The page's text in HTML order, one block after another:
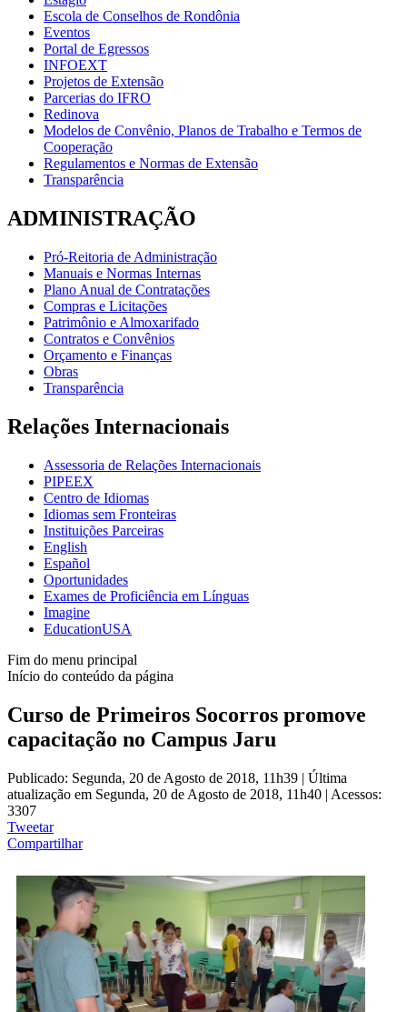
Escola de Conselhos de Rondônia
Eventos
Portal de Egressos
INFOEXT
Projetos de Extensão
Parcerias do IFRO
Redinova
Modelos de Convênio, Planos de Trabalho e Termos de
Cooperação
Regulamentos e Normas de Extensão
Transparência
ADMINISTRAÇÃO
Pró-Reitoria de Administração
Manuais e Normas Internas
Plano Anual de Contratações
Compras e Licitações
Patrimônio e Almoxarifado
Contratos e Convênios
Orçamento e Finanças
Obras
Transparência
Relações Internacionais
Assessoria de Relações Internacionais
PIPEEX
Centro de Idiomas
Idiomas sem Fronteiras
Instituições Parceiras
English
Español
Oportunidades
Exames de Proficiência em Línguas
Imagine
EducationUSA
Fim do menu principal
Início do conteúdo da página
Curso de Primeiros Socorros promove
capacitação no Campus Jaru
Publicado: Segunda, 20 de Agosto de 2018, 11h39 | Última
atualização em Segunda, 20 de Agosto de 2018, 11h40 | Acessos:
3307
Tweetar
Compartilhar